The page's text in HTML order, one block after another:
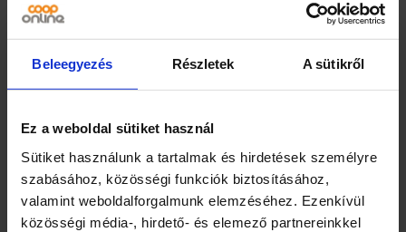
Beleegyezés Részletek A sütikről
Ez a weboldal sütiket használ
Sütiket használunk a tartalmak és hirdetések személyre
szabásához, közösségi funkciók biztosításához,
valamint weboldalforgalmunk elemzéséhez. Ezenkívül
közösségi média-, hirdető- és elemező partnereinkkel
a napot. Minden használatkor azonnali,
életre legfrissebb éned az új UltraFreeze-
el. *Hagyományos fluoridos fogkrémhez
Colgate-Palmolive Kft., H 1119 Budapest,
Fehérvári út 97-99. 6. em, Információs
zöld szám: 06 80 180 261
Keltsd életre legfrissebb éned a Colgate
Max White White + Crystals fogkrémmel.